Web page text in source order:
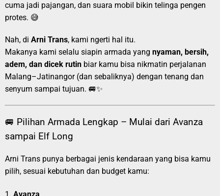
cuma jadi pajangan, dan suara mobil bikin telinga pengen
protes. 😅
Nah, di Arni Trans, kami ngerti hal itu.
Makanya kami selalu siapin armada yang nyaman, bersih,
adem, dan dicek rutin biar kamu bisa nikmatin perjalanan
Malang–Jatinangor (dan sebaliknya) dengan tenang dan
senyum sampai tujuan. 🚐✨
🚐 Pilihan Armada Lengkap – Mulai dari Avanza
sampai Elf Long
Arni Trans punya berbagai jenis kendaraan yang bisa kamu
pilih, sesuai kebutuhan dan budget kamu: